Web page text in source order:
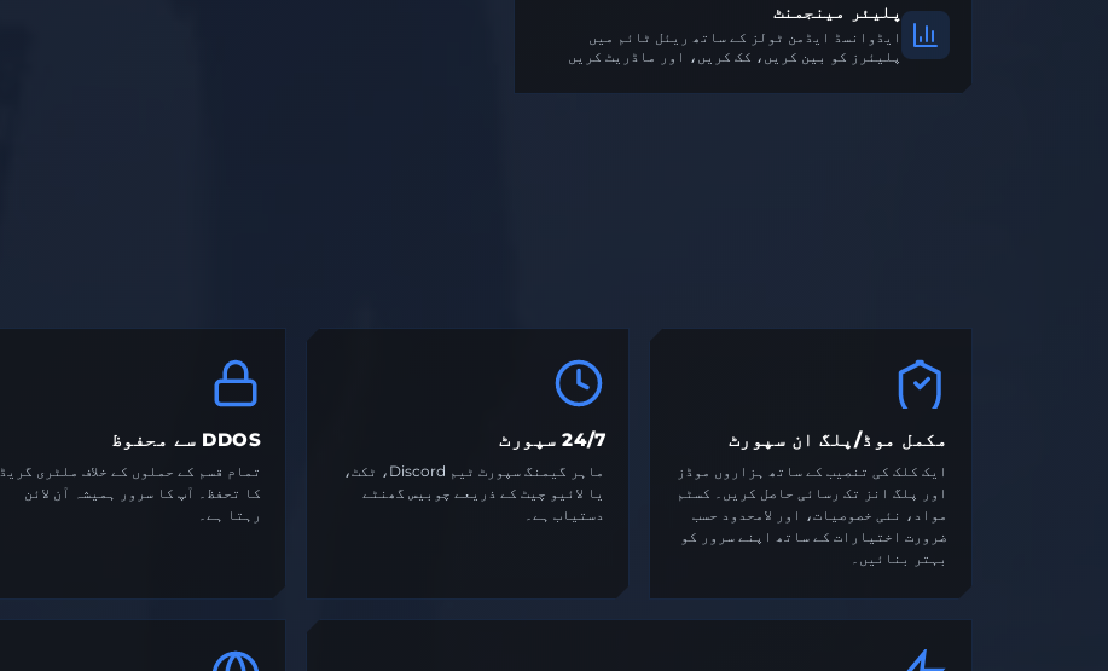
پلیئر مینجمنٹ
ایڈوانسڈ ایڈمن ٹولز کے ساتھ ریئل ٹائم میں
پلیئرز کو بین کریں، کک کریں، اور ماڈریٹ کریں
مکمل موڈ/پلگ ان سپورٹ
ایک کلک کی تنصیب کے ساتھ ہزاروں موڈز
اور پلگ انز تک رسائی حاصل کریں۔ کسٹم
مواد، نئی خصوصیات، اور لامحدود حسب
ضرورت اختیارات کے ساتھ اپنے سرور کو
بہتر بنائیں۔
24/7 سپورٹ
ماہر گیمنگ سپورٹ ٹیم Discord، ٹکٹ،
یا لائیو چیٹ کے ذریعے چوبیس گھنٹے
دستیاب ہے۔
DDOS سے محفوظ
تمام قسم کے حملوں کے خلاف ملٹری گریڈ
کا تحفظ۔ آپ کا سرور ہمیشہ آن لائن
رہتا ہے۔